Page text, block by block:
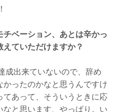
ベーション、あとは辛かっ
ていただけますか？
成出来ていないので、辞め
ったのかなと思うんですけ
てあって、そういうときに応
と思います、やっぱり。い